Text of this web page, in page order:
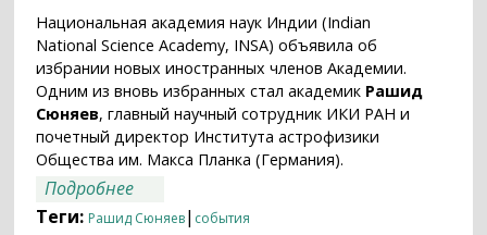
Национальная академия наук Индии (Indian
National Science Academy, INSA) объявила об
избрании новых иностранных членов Академии.
Одним из вновь избранных стал академик Рашид
Сюняев, главный научный сотрудник ИКИ РАН и
почетный директор Института астрофизики
Общества им. Макса Планка (Германия).
Подробнее
Национальную академию наук Индии
Теги: Рашид Сюняев| события